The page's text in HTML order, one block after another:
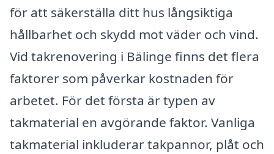
för att säkerställa ditt hus långsiktiga
hållbarhet och skydd mot väder och vind.
Vid takrenovering i Bälinge finns det flera
faktorer som påverkar kostnaden för
arbetet. För det första är typen av
takmaterial en avgörande faktor. Vanliga
takmaterial inkluderar takpannor, plåt och